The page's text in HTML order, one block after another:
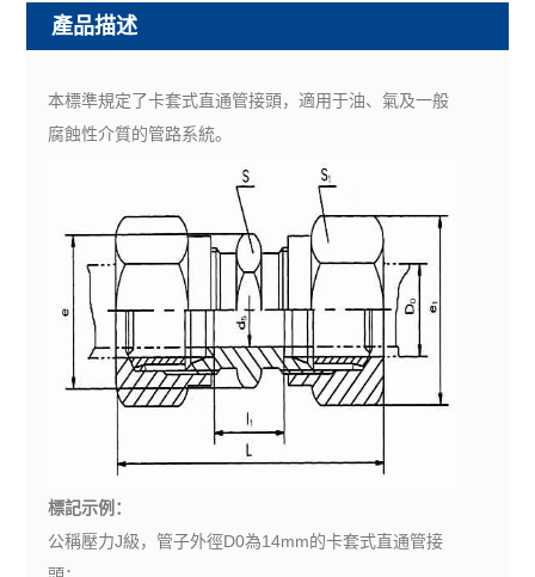
產品描述
本標準規定了卡套式直通管接頭，適用于油、氣及一般
腐蝕性介質的管路系統。
標記示例：
公稱壓力J級，管子外徑D0為14mm的卡套式直通管接